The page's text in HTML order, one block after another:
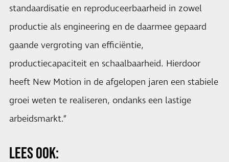
standaardisatie en reproduceerbaarheid in zowel
productie als engineering en de daarmee gepaard
gaande vergroting van efficiëntie,
productiecapaciteit en schaalbaarheid. Hierdoor
heeft New Motion in de afgelopen jaren een stabiele
groei weten te realiseren, ondanks een lastige
arbeidsmarkt.”
LEES OOK: